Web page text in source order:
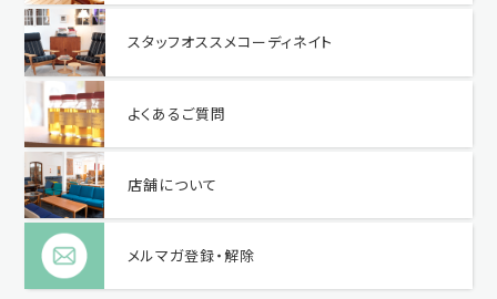
スタッフオススメコーディネイト
よくあるご質問
店舗について
メルマガ登録・解除